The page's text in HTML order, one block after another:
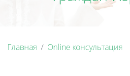
Главная Online консультация